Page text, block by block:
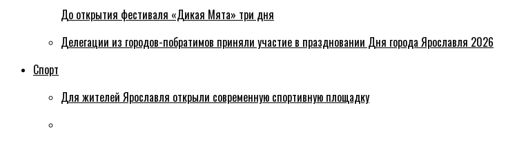
До открытия фестиваля «Дикая Мята» три дня
Делегации из городов-побратимов приняли участие в праздновании Дня города Ярославля 2026
Спорт
Для жителей Ярославля открыли современную спортивную площадку